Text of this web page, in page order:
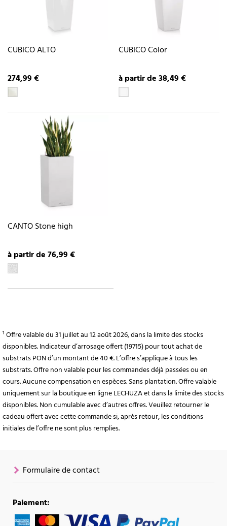
CUBICO ALTO
274,99 €
CUBICO Color
à partir de 38,49 €
CANTO Stone high
à partir de 76,99 €
¹ Offre valable du 31 juillet au 12 août 2026, dans la limite des stocks
disponibles. Indicateur d’arrosage offert (19715) pour tout achat de
substrats PON d’un montant de 40 €. L’offre s’applique à tous les
substrats. Offre non valable pour les commandes déjà passées ou en
cours. Aucune compensation en espèces. Sans plantation. Offre valable
uniquement sur la boutique en ligne LECHUZA et dans la limite des stocks
disponibles. Non cumulable avec d’autres offres. Veuillez retourner le
cadeau offert avec cette commande si, après retour, les conditions
initiales de l’offre ne sont plus remplies.
Formulaire de contact
Paiement: